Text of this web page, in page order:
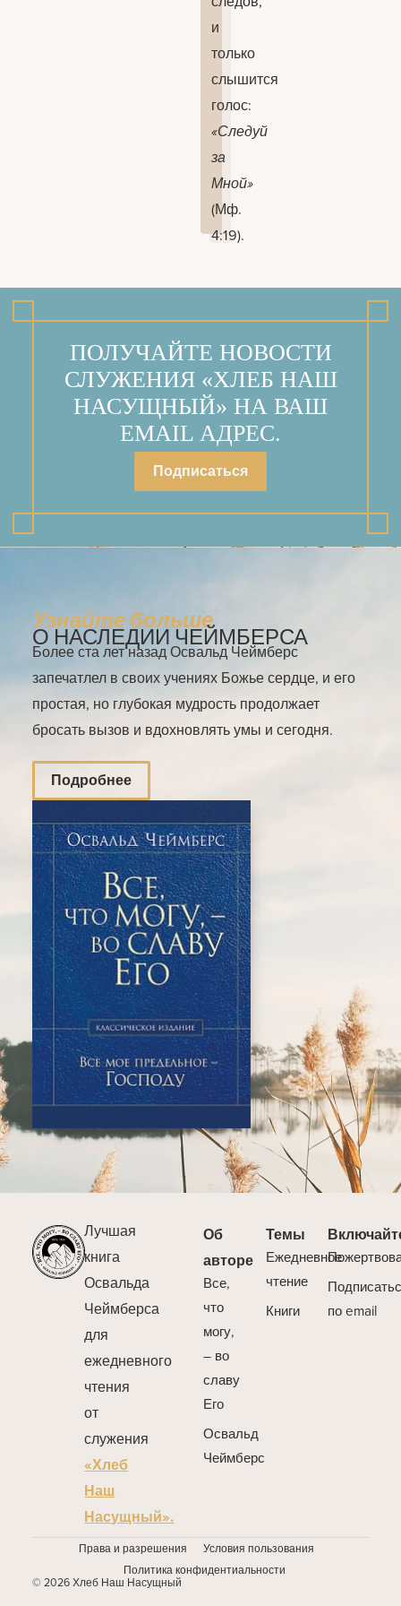
и
только
слышится
голос:
«Следуй
за
Мной»
(Мф.
4:19).
ПОЛУЧАЙТЕ НОВОСТИ
СЛУЖЕНИЯ «ХЛЕБ НАШ
НАСУЩНЫЙ» НА ВАШ
EMAIL АДРЕС.
Подписаться
Узнайте больше
О НАСЛЕДИИ ЧЕЙМБЕРСА
Более ста лет назад Освальд Чеймберс
запечатлел в своих учениях Божье сердце, и его
простая, но глубокая мудрость продолжает
бросать вызов и вдохновлять умы и сегодня.
Подробнее
Лучшая
книга
Освальда
Чеймберса
для
ежедневного
чтения
от
служения
«Хлеб
Наш
Насущный».
Об
авторе
Все,
что
могу,
– во
славу
Его
Освальд
Чеймберс
Темы
Ежедневное
чтение
Книги
по email
Права и разрешения
Условия пользования
Политика конфидентиальности
© 2026 Хлеб Наш Насущный